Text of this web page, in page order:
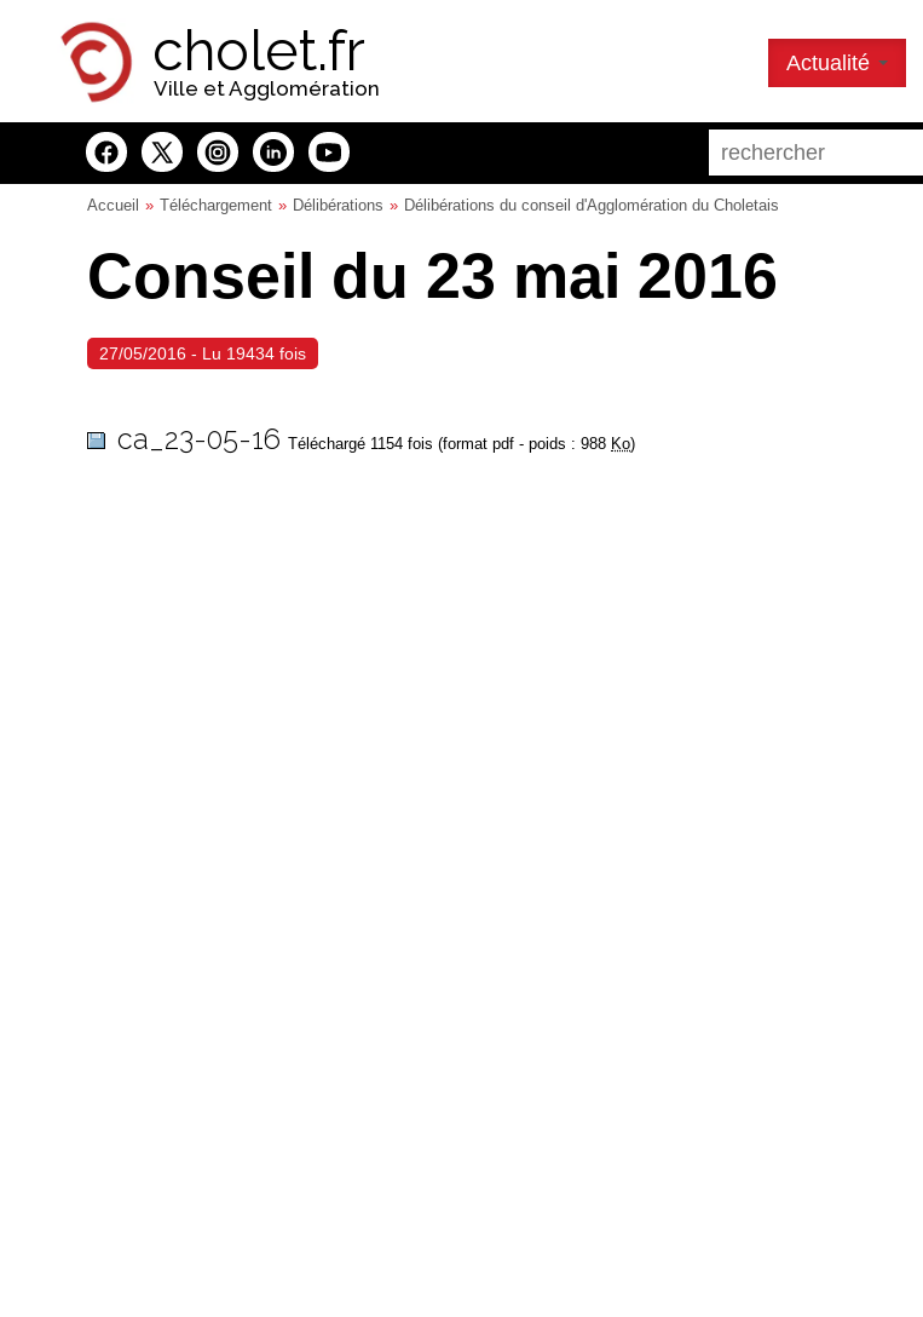
cholet.fr
Ville et Agglomération
Actualité
Accueil Téléchargement Délibérations Délibérations du conseil d'Agglomération du Choletais
Conseil du 23 mai 2016
27/05/2016 - Lu 19434 fois
ca_23-05-16 Téléchargé 1154 fois (format pdf - poids : 988 Ko)